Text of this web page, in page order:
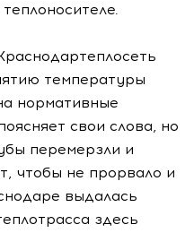
температуры
нормативные
свои слова, но
перемерзли и
чтобы не прорвало и
выдалась
здесь